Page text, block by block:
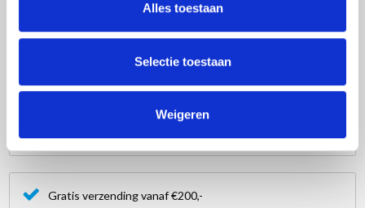
Alles toestaan
Selectie toestaan
Weigeren
Ladders
Gratis verzending vanaf €200,-